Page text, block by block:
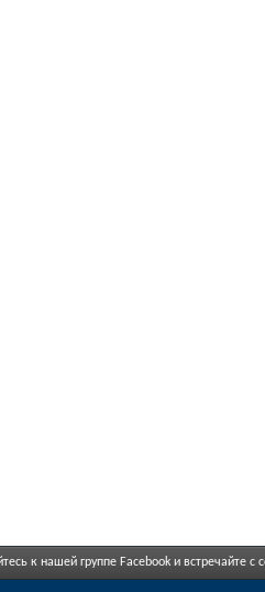
к нашей группе Facebook и